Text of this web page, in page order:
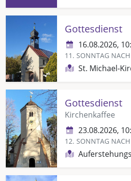
Gottesdienst
16.08.2026,
11. SONNTAG
St. Michael-
Gottesdienst
Kirchenkaffee
23.08.2026,
12. SONNTAG